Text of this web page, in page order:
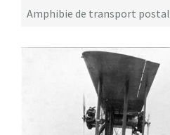
Amphibie de transport postal